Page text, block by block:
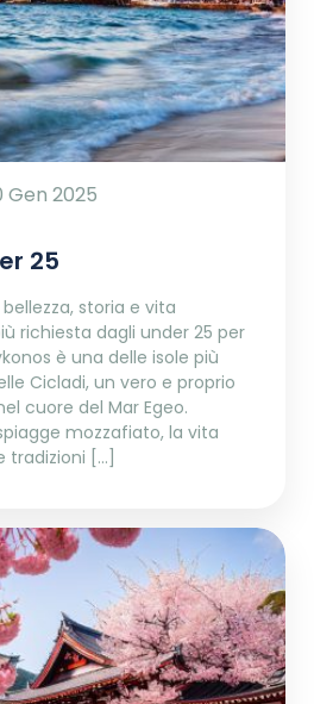
Gen 2025
25
storia e vita
richiesta dagli under 25 per
è una delle isole più
Cicladi, un vero e proprio
cuore del Mar Egeo.
mozzafiato, la vita
tradizioni […]